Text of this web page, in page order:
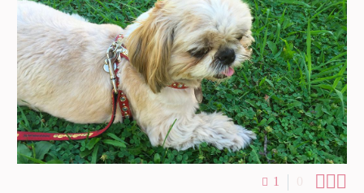
1 0 